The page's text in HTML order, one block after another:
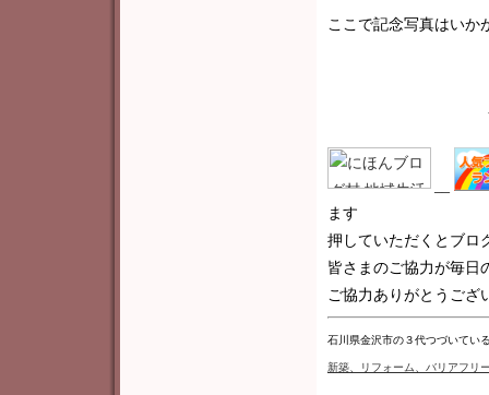
ここで記念写真はいか
ます
押していただくとブロ
皆さまのご協力が毎日
ご協力ありがとうござ
石川県金沢市の３代つづいてい
新築 、リフォーム、バリアフリ